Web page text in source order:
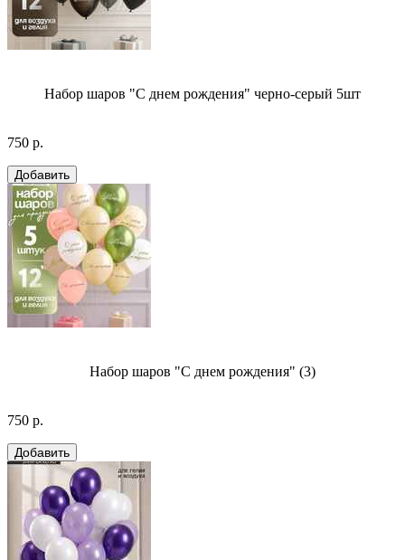
Набор шаров "С днем рождения" черно-серый 5шт
750 р.
Набор шаров "С днем рождения" (3)
750 р.